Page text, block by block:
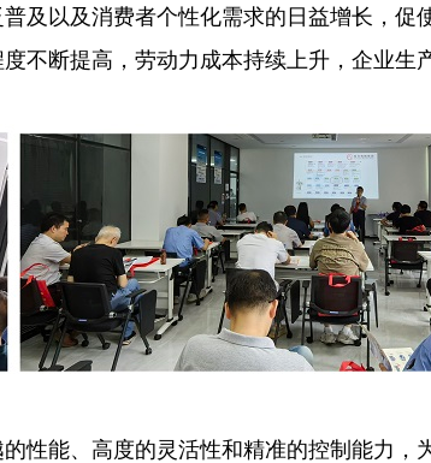
及以及消费者个性化需求的日益增长，促
不断提高，劳动力成本持续上升，企业生
性能、高度的灵活性和精准的控制能力，